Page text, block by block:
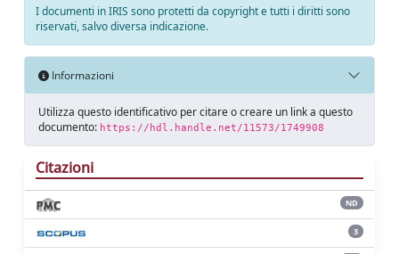
I documenti in IRIS sono protetti da copyright e tutti i diritti sono
riservati, salvo diversa indicazione.
Informazioni
Utilizza questo identificativo per citare o creare un link a questo
documento: https://hdl.handle.net/11573/1749908
Citazioni
ND
3